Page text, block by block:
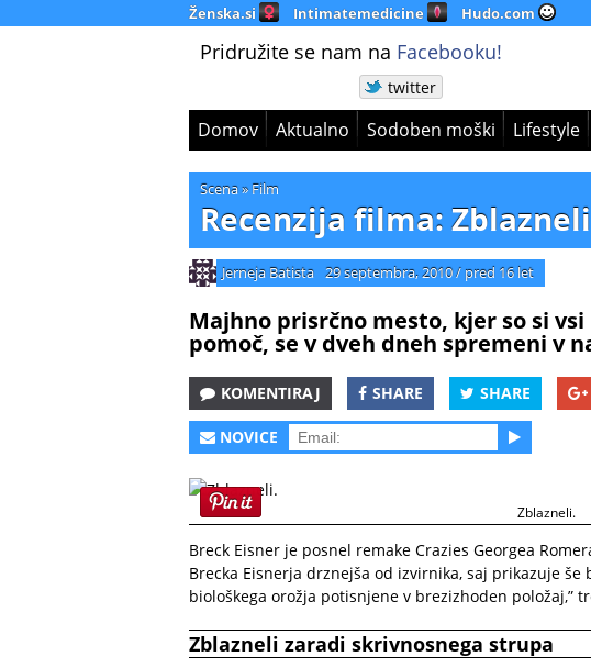
Ženska.si Intimatemedicine Hudo.com
Pridružite se nam na Facebooku!
twitter
Domov Aktualno Sodoben moški Lifestyle
Scena» Film
Recenzija filma: Zblazneli
Jerneja Batista 29 septembra, 2010/ pred 16 let
Majhno prisrčno mesto, kjer so si
pomoč, se v dveh dneh spremeni v
KOMENTIRAJ SHARE SHARE
NOVICE
Zblazneli.
Breck Eisner je posnel remake Crazies Georgea
Brecka Eisnerja drznejša od izvirnika, saj prikazuje
biološkega orožja potisnjene v brezizhoden položaj,”
Zblazneli zaradi skrivnosnega strupa